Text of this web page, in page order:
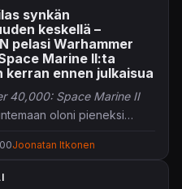
synkän
keskellä –
pelasi Warhammer
Marine II:ta
kerran ennen julkaisua
40,000: Space Marine II
oloni pieneksi
Joonatan Itkonen